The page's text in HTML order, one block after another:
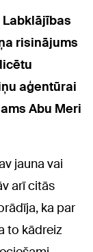
risinājums
aģentūrai
Abu Meri
jauna vai
arī citās
ka par
to kādreiz